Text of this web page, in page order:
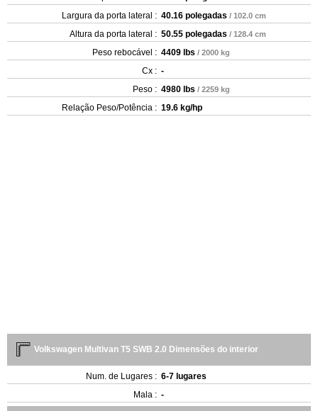
Largura da porta lateral : 40.16 polegadas / 102.0 cm
Altura da porta lateral : 50.55 polegadas / 128.4 cm
Peso rebocável : 4409 lbs / 2000 kg
Cx : -
Peso : 4980 lbs / 2259 kg
Relação Peso/Potência : 19.6 kg/hp
Volkswagen Multivan T5 SWB 2.0 Dimensões do interior
Num. de Lugares : 6-7 lugares
Mala : -